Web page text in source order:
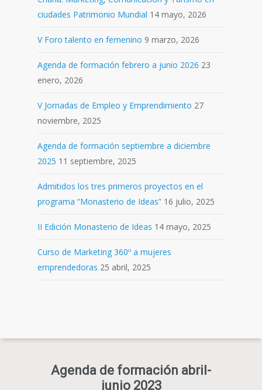
ciudades Patrimonio Mundial 14 mayo, 2026
V Foro talento en femenino 9 marzo, 2026
Agenda de formación febrero a junio 2026 23
enero, 2026
V Jornadas de Empleo y Emprendimiento 27
noviembre, 2025
Agenda de formación septiembre a diciembre
2025 11 septiembre, 2025
Admitidos los tres primeros proyectos en el
programa “Monasterio de Ideas” 16 julio, 2025
II Edición Monasterio de Ideas 14 mayo, 2025
Curso de Marketing 360º a mujeres
emprendedoras 25 abril, 2025
Agenda de formación abril-
junio 2023